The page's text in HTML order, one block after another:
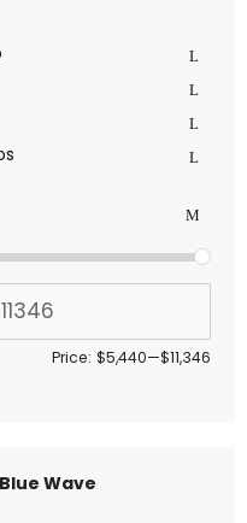
Price: $5,440—$11,346
Wave